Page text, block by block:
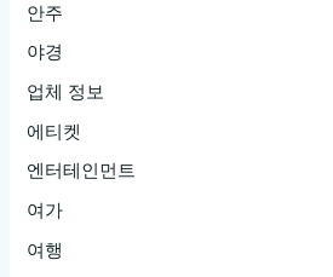
안주
야경
업체 정보
에티켓
엔터테인먼트
여가
여행